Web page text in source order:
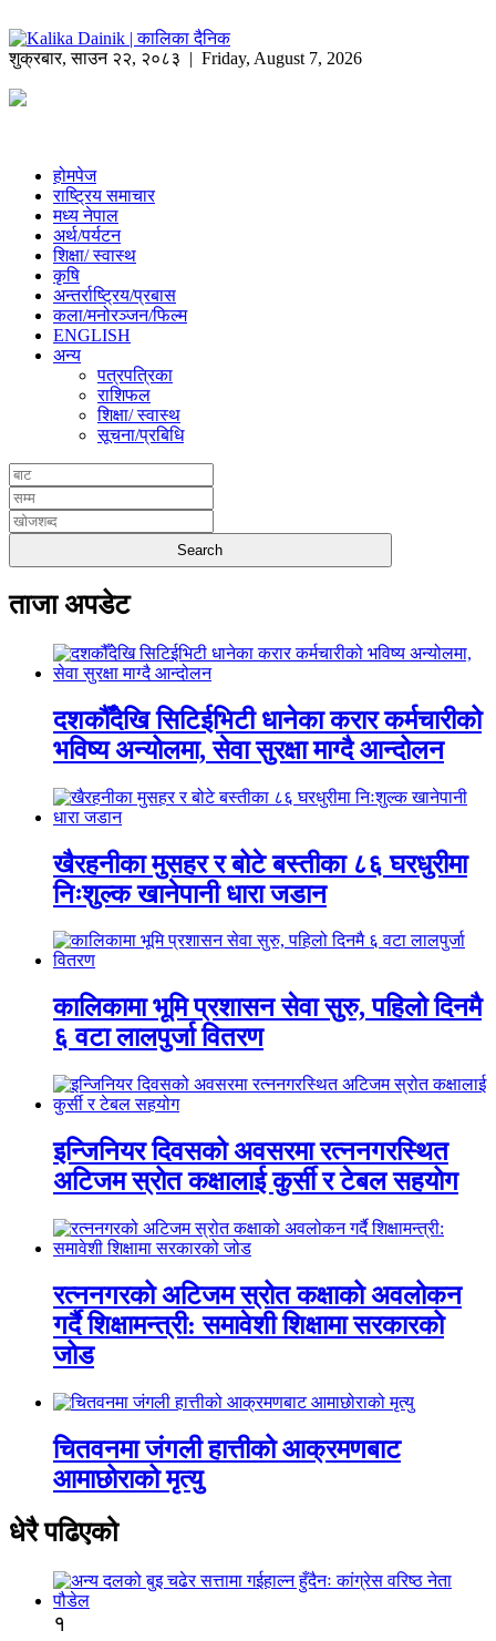
शुक्रबार,साउन २२, २०८३ | Friday, August 7, 2026
होमपेज
राष्ट्रिय समाचार
मध्य नेपाल
अर्थ/पर्यटन
शिक्षा/ स्वास्थ
कृषि
अन्तर्राष्ट्रिय/प्रबास
कला/मनोरञ्जन/फिल्म
ENGLISH
अन्य
पत्रपत्रिका
राशिफल
शिक्षा/ स्वास्थ
सूचना/प्रबिधि
ताजा अपडेट
दशकौँदेखि सिटिईभिटी धानेका करार कर्मचारीको
भविष्य अन्योलमा, सेवा सुरक्षा माग्दै आन्दोलन
खैरहनीका मुसहर र बोटे बस्तीका ८६ घरधुरीमा
निःशुल्क खानेपानी धारा जडान
कालिकामा भूमि प्रशासन सेवा सुरु, पहिलो दिनमै
६ वटा लालपुर्जा वितरण
इन्जिनियर दिवसको अवसरमा रत्ननगरस्थित
अटिजम स्रोत कक्षालाई कुर्सी र टेबल सहयोग
रत्ननगरको अटिजम स्रोत कक्षाको अवलोकन
गर्दै शिक्षामन्त्री: समावेशी शिक्षामा सरकारको
जोड
चितवनमा जंगली हात्तीको आक्रमणबाट
आमाछोराको मृत्यु
धेरै पढिएको
१